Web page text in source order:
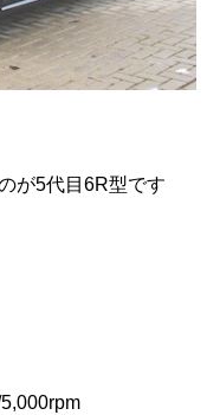
が5代目6R型です